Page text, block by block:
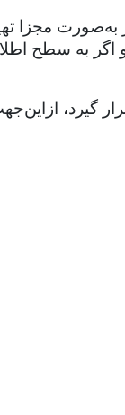
مجزا
به سطح
گیرد،